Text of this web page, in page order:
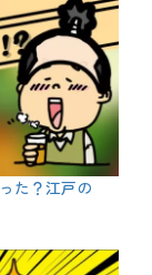
た？江戸の